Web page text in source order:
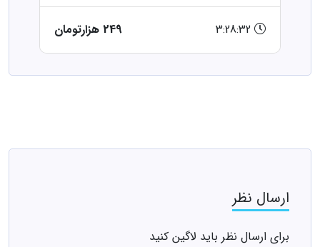
249 هزارتومان
ارسال نظر
برای ارسال نظر باید لاگین کنید